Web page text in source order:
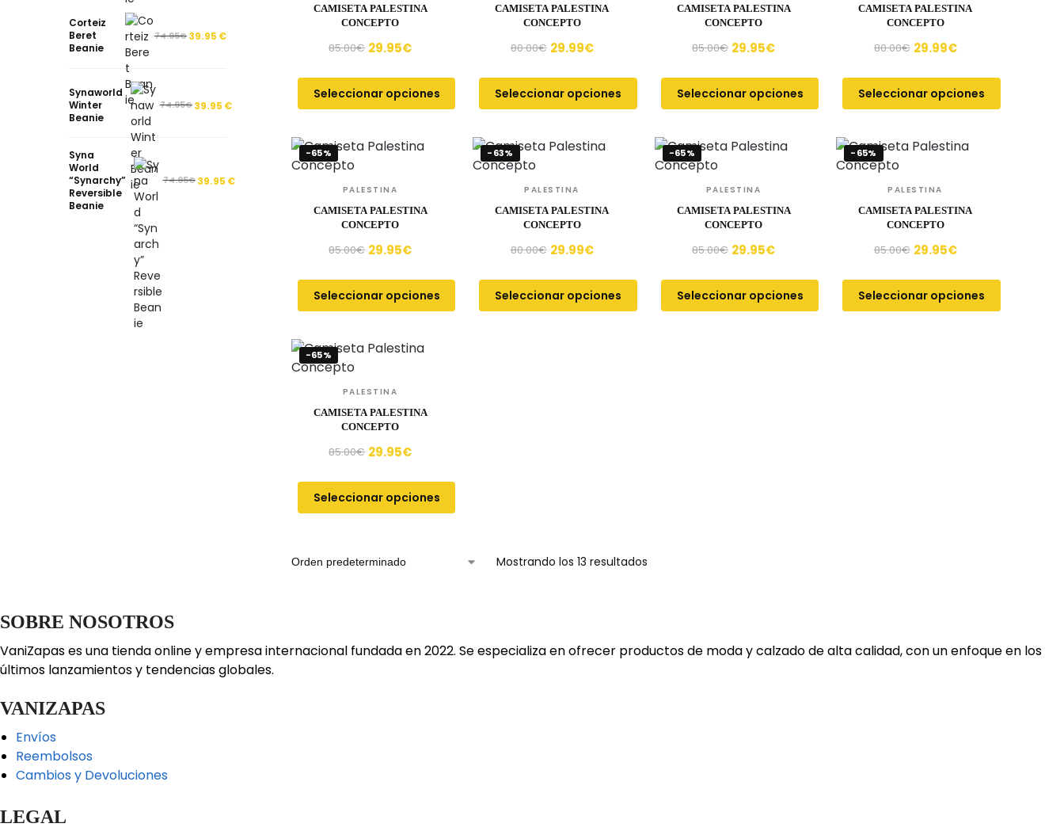
CAMISETA PALESTINA
CONCEPTO
85.00€ 29.95€
Seleccionar opciones
CAMISETA PALESTINA
CONCEPTO
80.00€ 29.99€
Seleccionar opciones
CAMISETA PALESTINA
CONCEPTO
85.00€ 29.95€
Seleccionar opciones
CAMISETA PALESTINA
CONCEPTO
80.00€ 29.99€
Seleccionar opciones
-65%
PALESTINA
CAMISETA PALESTINA
CONCEPTO
85.00€ 29.95€
Seleccionar opciones
-63%
PALESTINA
CAMISETA PALESTINA
CONCEPTO
80.00€ 29.99€
Seleccionar opciones
-65%
PALESTINA
CAMISETA PALESTINA
CONCEPTO
85.00€ 29.95€
Seleccionar opciones
-65%
PALESTINA
CAMISETA PALESTINA
CONCEPTO
85.00€ 29.95€
Seleccionar opciones
-65%
PALESTINA
CAMISETA PALESTINA
CONCEPTO
85.00€ 29.95€
Seleccionar opciones
Mostrando los 13 resultados
Corteiz
Beret
Beanie
74.95€39.95 €
Synaworld
Winter
Beanie
74.95€ 39.95 €
Syna
World
“Synarchy”
Reversible
Beanie
74.95€ 39.95 €
SOBRE NOSOTROS
VaniZapas es una tienda online y empresa internacional fundada en 2022. Se especializa en ofrecer productos de moda y calzado de alta calidad, con un enfoque en los
últimos lanzamientos y tendencias globales.
VANIZAPAS
Envíos
Reembolsos
Cambios y Devoluciones
LEGAL